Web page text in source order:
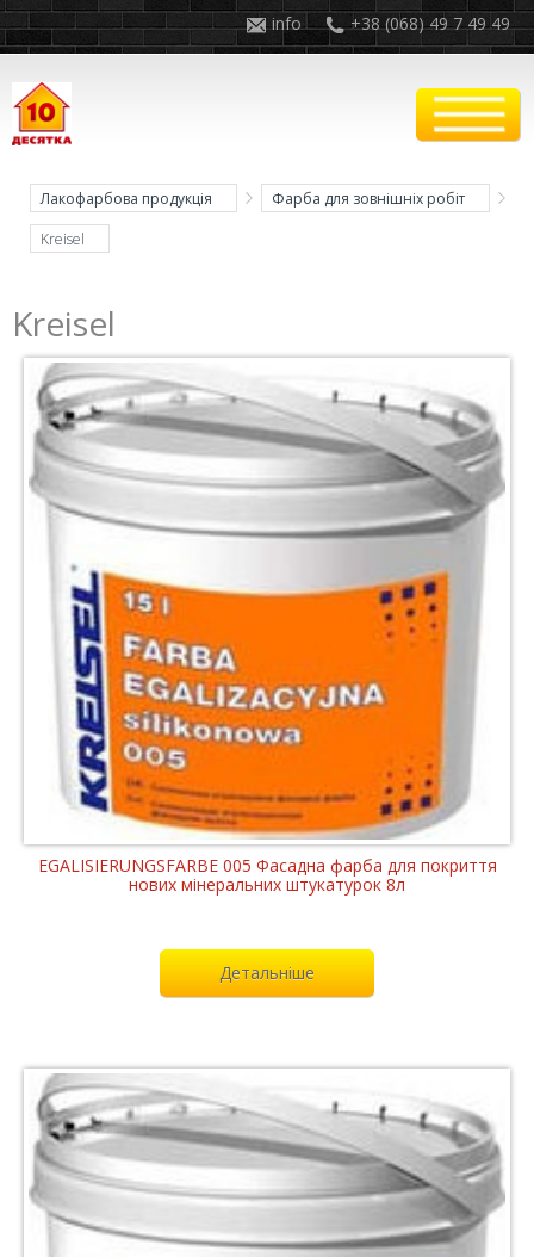
+38 (068) 49 7 49 49
info
Лакофарбова продукція
Фарба для зовнішніх робіт
Kreisel
Kreisel
EGALISIERUNGSFARBE 005 Фасадна фарба для покриття
нових мінеральних штукатурок 8л
Детальніше